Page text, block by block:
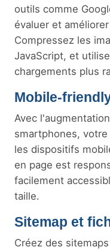
outils comme
évaluer et
Compressez les
JavaScript, et
chargements plus
Mobile-
Avec
smartphones,
les dispositifs
en page est
facilement
taille.
Sitemap et
Créez des